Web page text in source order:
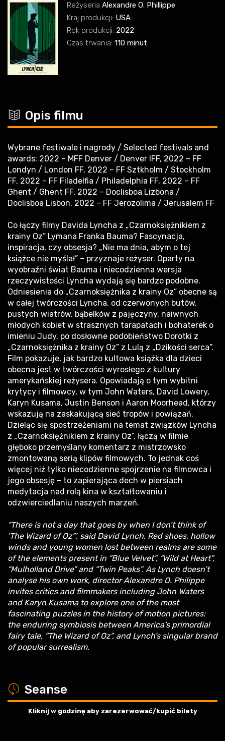
Reżyseria Alexandre O. Phillippe
Kraj produkcji: USA
Rok produkcji: 2022
Czas trwania: 110 minut
c Opis filmu
Wybrane festiwale i nagrody / Selected festivals and
awards: 2022 – MFF Denver / Denver IFF, 2022 – FF
Londyn / London FF, 2022 – FF Sztkholm / Stockholm
FF, 2022 – FF Filadelfia / Philadelphia FF, 2022 – FF
Ghent / Ghent FF, 2022 – Doclisboa Lizbona /
Doclisboa Lisbon, 2022 – FF Jerozolima / Jerusalem FF
Co łączy filmy Davida Lyncha z „Czarnoksiężnikiem z
krainy Oz” Lymana Franka Bauma? Fascynacja,
inspiracja, czy obsesja? „Nie ma dnia, abym o tej
książce nie myślał” – przyznaje reżyser. Oparty na
wyobraźni świat Bauma i niecodzienna wersja
rzeczywistości Lyncha wydają się bardzo podobne.
Odniesienia do „Czarnoksiężnika z krainy Oz” obecne są
w całej twórczości Lyncha, od czerwonych butów,
pustych wiatrów, bąbelków z pajęczyny, naiwnych
młodych kobiet w strasznych tarapatach i bohaterek o
imieniu Judy, po dosłowne podobieństwo Dorotki z
„Czarnoksiężnika z krainy Oz” z Lulą z „Dzikości serca”.
Film pokazuje, jak bardzo kultowa książka dla dzieci
obecna jest w twórczości wyrosłego z kultury
amerykańskiej reżysera. Opowiadają o tym wybitni
krytycy i filmowcy, w tym John Waters, David Lowery,
Karyn Kusama, Justin Benson i Aaron Moorhead, którzy
wskazują na zaskakującą sieć tropów i powiązań.
Dzieląc się spostrzeżeniami na temat związków Lyncha
z „Czarnoksiężnikiem z krainy Oz”, łączą w filmie
głęboko przemyślany komentarz z mistrzowsko
zmontowaną serią klipów filmowych. To jednak coś
więcej niż tylko niecodzienne spojrzenie na filmowca i
jego obsesję – to zapierająca dech w piersiach
medytacja nad rolą kina w kształtowaniu i
odzwierciedlaniu naszych marzeń.
“There is not a day that goes by when I don’t think of
‘The Wizard of Oz”’, said David Lynch. Red shoes, hollow
winds and young women lost between realms are some
of the elements present in “Blue Velvet”, “Wild at Heart”,
“Mulholland Drive” and “Twin Peaks”. As Lynch doesn’t
analyse his own work, director Alexandre O. Philippe
invites critics and filmmakers including John Waters
and Karyn Kusama to explore one of the most
fascinating puzzles in the history of motion pictures:
the enduring symbiosis between America’s primordial
fairy tale, “The Wizard of Oz”, and Lynch’s singular brand
of popular surrealism.
a Seanse
Kliknij w godzinę aby zarezerwować/kupić bilety